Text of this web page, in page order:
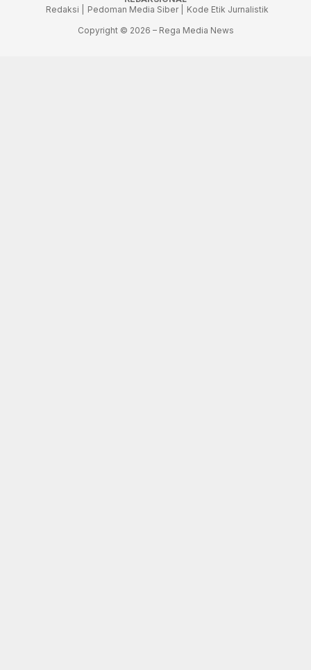
Redaksi |
Pedoman Media Siber |
Kode Etik Jurnalistik
Copyright © 2026 – Rega Media News